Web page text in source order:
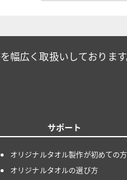
広く取扱いしております
サポート
オリジナルタオル製作が初めての
オリジナルタオルの選び方